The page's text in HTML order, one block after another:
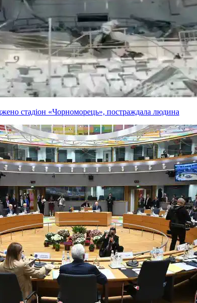
стадіон «Чорноморець», постраждала людина